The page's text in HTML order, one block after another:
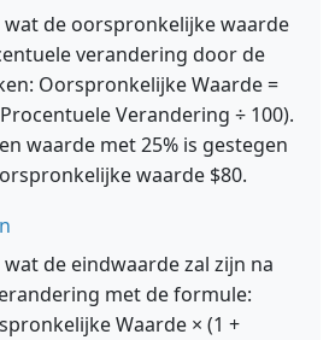
wat de oorspronkelijke waarde
verandering door de
Oorspronkelijke Waarde =
Verandering ÷ 100).
waarde met 25% is gestegen
waarde $80.
de eindwaarde zal zijn na
met de formule:
Waarde × (1 +